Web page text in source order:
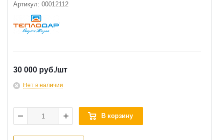
Артикул: 00012112
30 000 руб./шт
Нет в наличии
В корзину